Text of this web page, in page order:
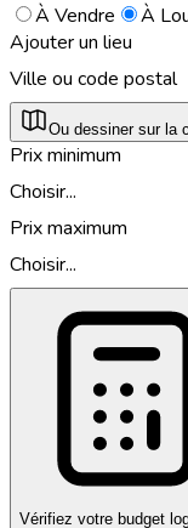
À Vendre
À
Ajouter un lieu
Ville ou code postal
Ou dessiner sur la
Prix minimum
Choisir...
Prix maximum
Choisir...
Vérifiez votre budget